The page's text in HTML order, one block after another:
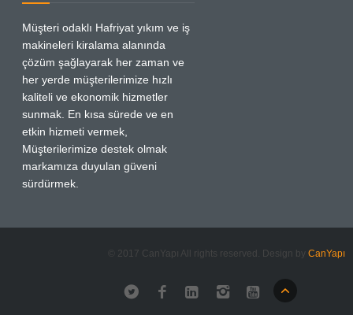
Müşteri odaklı Hafriyat yıkım ve iş
makineleri kiralama alanında
çözüm şağlayarak her zaman ve
her yerde müşterilerimize hızlı
kaliteli ve ekonomik hizmetler
sunmak. En kısa sürede ve en
etkin hizmeti vermek,
Müşterilerimize destek olmak
markamıza duyulan güveni
sürdürmek.
© 2017 CanYapı All rights reserved. Design by CanYapı